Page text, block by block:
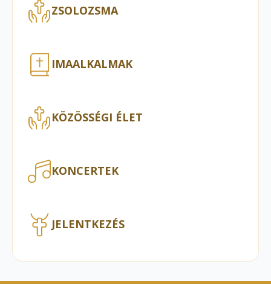
ZSOLOZSMA
IMAALKALMAK
KÖZÖSSÉGI ÉLET
KONCERTEK
JELENTKEZÉS